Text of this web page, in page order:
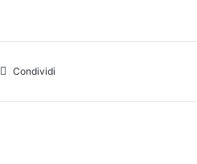
Condividi